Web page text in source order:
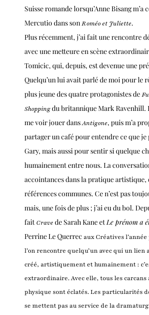
Suisse romande lorsqu’Anne Bisang m’a
Mercutio dans sonRoméo et Juliette.
Plus récemment, j’ai fait une rencontre
avec une metteure en scène
Tomicic, qui, depuis, est devenue une
Quelqu’un lui avait parlé de moi pour le
plus jeune des quatre protagonistes de
Shoppingdu britannique Mark Ravenhill.
me voir jouer dansAntigone, puis m’a
partager un café pour entendre ce que
Gary, mais aussi pour sentir si quelque
humainement entre nous. La
accointances dans la pratique artistique,
références communes. Ce n’est pas
mais, une fois de plus ; j’ai eu du bol.
fait Cravede Sarah Kane etLe prénom a
Perrine Le Querrec aux Créatives
l’on rencontre quelqu’un avec qui un lien
créé, artistiquement et humainement :
extraordinaire. Avec elle, tous les carcans
physique sont éclatés. Les particularités
se mettent pas au service de la